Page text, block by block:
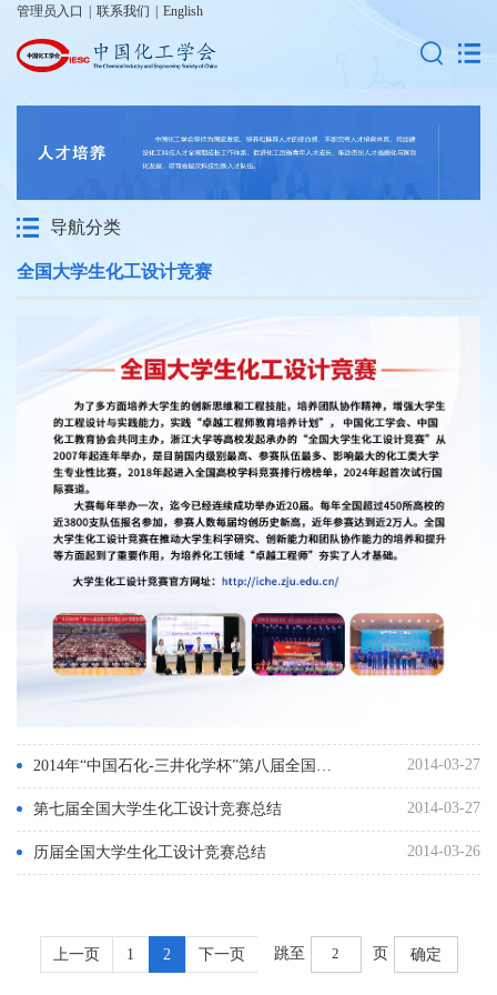
管理员入口 联系我们 English
导航分类
全国大学生化工设计竞赛
2014-03-27
第七届全国大学生化工设计竞赛总结 2014-03-27
历届全国大学生化工设计竞赛总结 2014-03-26
上一页 1 2 下一页 跳至 页 确定